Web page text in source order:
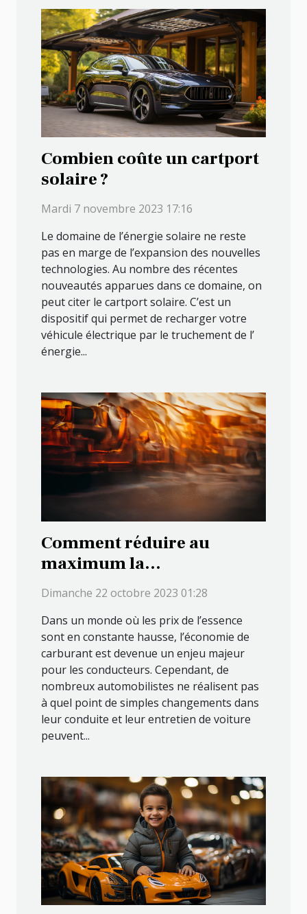
Combien coûte un cartport
solaire ?
Mardi 7 novembre 2023 17:16
Le domaine de l’énergie solaire ne reste
pas en marge de l’expansion des nouvelles
technologies. Au nombre des récentes
nouveautés apparues dans ce domaine, on
peut citer le cartport solaire. C’est un
dispositif qui permet de recharger votre
véhicule électrique par le truchement de l’
énergie...
Comment réduire au
maximum la
consommation en essence
de votre véhicule ?
Dimanche 22 octobre 2023 01:28
Dans un monde où les prix de l’essence
sont en constante hausse, l’économie de
carburant est devenue un enjeu majeur
pour les conducteurs. Cependant, de
nombreux automobilistes ne réalisent pas
à quel point de simples changements dans
leur conduite et leur entretien de voiture
peuvent...